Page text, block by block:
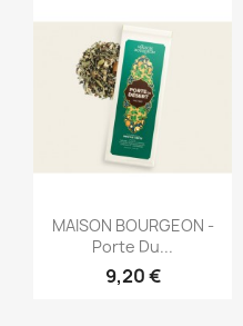
Aperçu rapide
MAISON BOURGEON -
Porte Du...
9,20 €